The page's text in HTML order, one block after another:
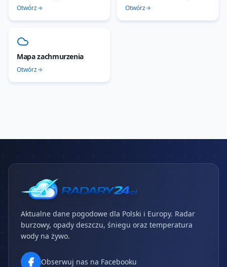
Otwórz Otwórz
Mapa zachmurzenia
Otwórz
Aktualne dane pogodowe dla Polski i Europy. Radar
burzowy, opady deszczu, śniegu oraz temperatura
wody na żywo.
Obserwuj nas na Facebooku